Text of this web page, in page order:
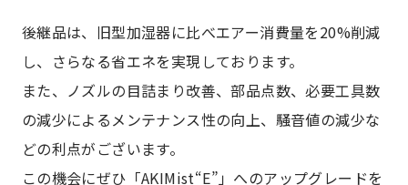
後継品は、旧型加湿器に比べエアー消費量を20%削減
し、さらなる省エネを実現しております。
また、ノズルの目詰まり改善、部品点数、必要工具数
の減少によるメンテナンス性の向上、騒音値の減少な
どの利点がございます。
この機会にぜひ「AKIMist“E”」へのアップグレードを